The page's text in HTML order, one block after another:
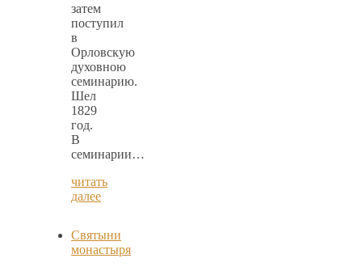
затем
поступил
в
Орловскую
духовною
семинарию.
Шел
1829
год.
В
семинарии…
читать
далее
Святыни
монастыря